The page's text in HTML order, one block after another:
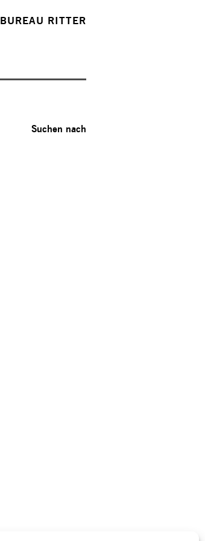
BUREAU RITTER
Suchen nach